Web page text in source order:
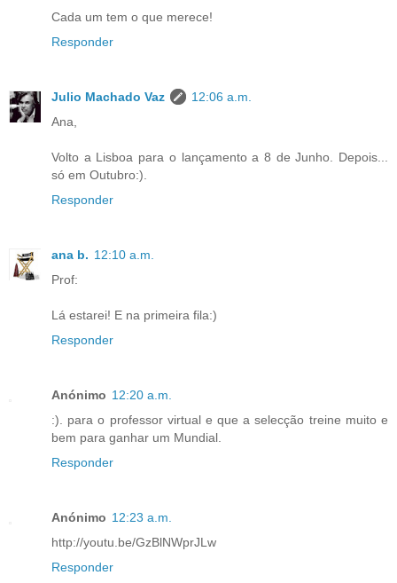
Cada um tem o que merece!
Responder
Julio Machado Vaz
12:06 a.m.
Ana,
Volto a Lisboa para o lançamento a 8 de Junho. Depois...
só em Outubro:).
Responder
ana b. 12:10 a.m.
Prof:
Lá estarei! E na primeira fila:)
Responder
Anónimo 12:20 a.m.
:). para o professor virtual e que a selecção treine muito e
bem para ganhar um Mundial.
Responder
Anónimo 12:23 a.m.
http://youtu.be/GzBlNWprJLw
Responder